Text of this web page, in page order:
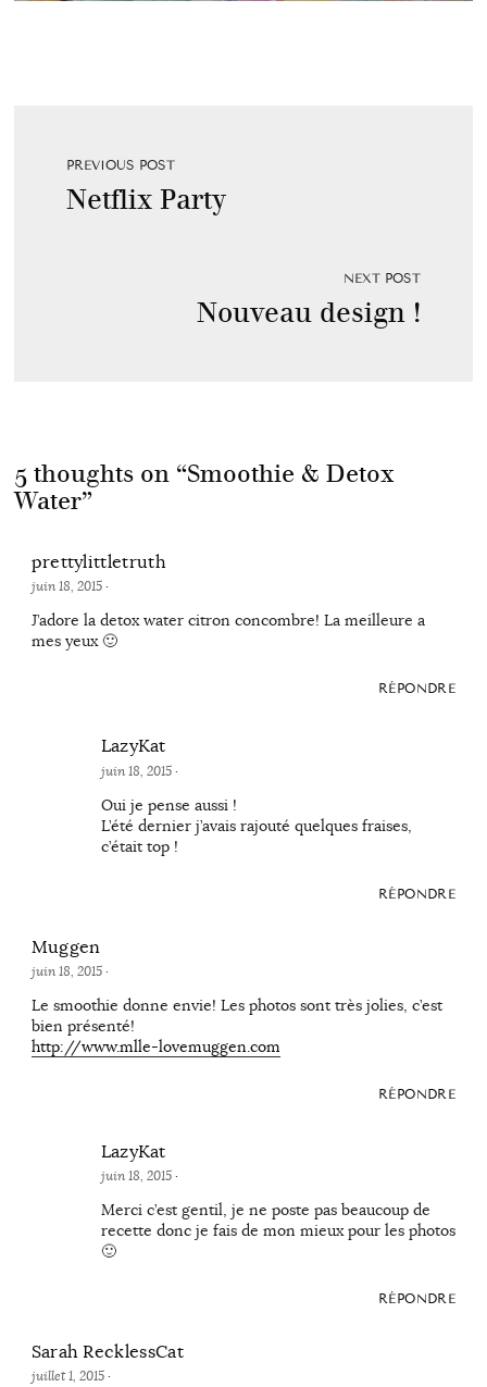
PREVIOUS POST
Netflix Party
NEXT POST
Nouveau design !
5 thoughts on “Smoothie & Detox
Water”
prettylittletruth
juin 18, 2015·
J’adore la detox water citron concombre! La meilleure a
mes yeux 🙂
RÉPONDRE
LazyKat
juin 18, 2015·
Oui je pense aussi !
L’été dernier j’avais rajouté quelques fraises,
c’était top !
RÉPONDRE
Muggen
juin 18, 2015·
Le smoothie donne envie! Les photos sont très jolies, c’est
bien présenté!
http://www.mlle-lovemuggen.com
RÉPONDRE
LazyKat
juin 18, 2015·
Merci c’est gentil, je ne poste pas beaucoup de
recette donc je fais de mon mieux pour les photos
🙂
RÉPONDRE
Sarah RecklessCat
juillet 1, 2015·